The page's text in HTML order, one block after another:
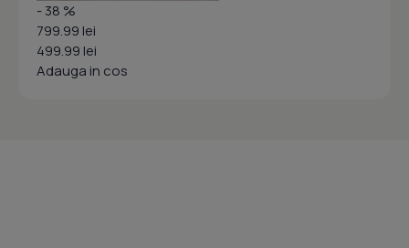
- 38 %
799.99 lei
499.99 lei
Adauga in cos